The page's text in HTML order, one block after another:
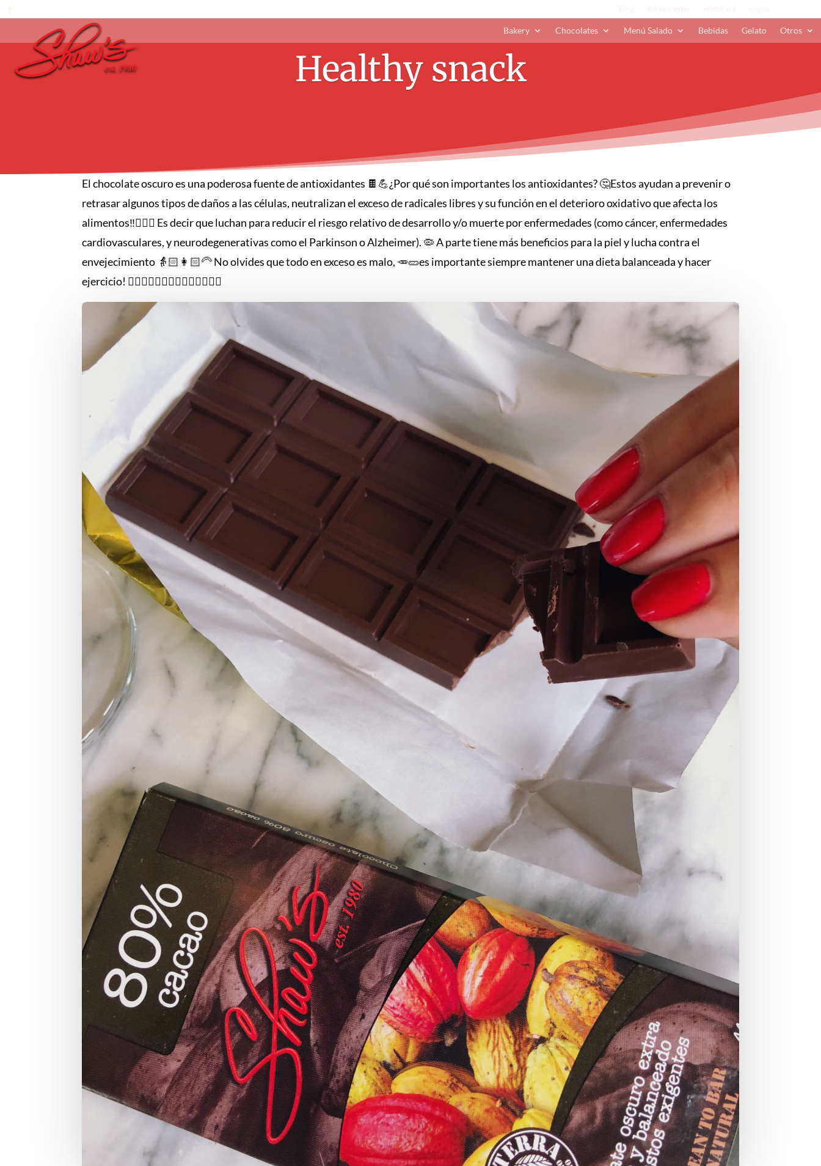
Bakery Chocolates Menú Salado Bebidas Gelato Otros
Healthy snack
El chocolate oscuro es una poderosa fuente de antioxidantes 🍫💪¿Por qué son importantes los antioxidantes? 🤔Estos ayudan a prevenir o
retrasar algunos tipos de daños a las células, neutralizan el exceso de radicales libres y su función en el deterioro oxidativo que afecta los
alimentos‼️👨🏻‍⚕️ Es decir que luchan para reducir el riesgo relativo de desarrollo y/o muerte por enfermedades (como cáncer, enfermedades
cardiovasculares, y neurodegenerativas como el Parkinson o Alzheimer). 🦠 A parte tiene más beneficios para la piel y lucha contra el
envejecimiento 👵🏻👩🏻‍🦳 No olvides que todo en exceso es malo, 🥕🥒es importante siempre mantener una dieta balanceada y hacer
ejercicio! 🏃🏻‍♀️🏄🏻‍♂️🧗🏻‍♀️🤾🏻‍♂️🏋️‍♂️